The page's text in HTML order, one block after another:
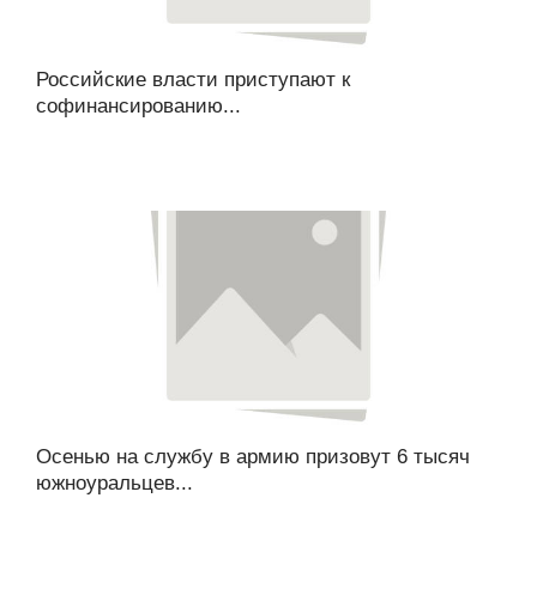
Российские власти приступают к
софинансированию...
Осенью на службу в армию призовут 6 тысяч
южноуральцев...